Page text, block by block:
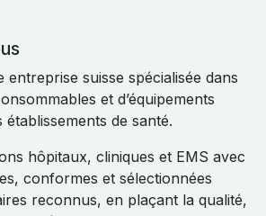
entreprise suisse spécialisée dans
et d’équipements
de santé.
hôpitaux, cliniques et EMS avec
conformes et sélectionnées
reconnus, en plaçant la qualité,